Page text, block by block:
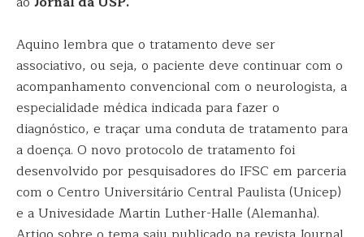
Aquino lembra que o tratamento deve ser
associativo, ou seja, o paciente deve continuar com o
acompanhamento convencional com o neurologista, a
especialidade médica indicada para fazer o
diagnóstico, e traçar uma conduta de tratamento para
a doença. O novo protocolo de tratamento foi
desenvolvido por pesquisadores do IFSC em parceria
com o Centro Universitário Central Paulista (Unicep)
e a Univesidade Martin Luther-Halle (Alemanha).